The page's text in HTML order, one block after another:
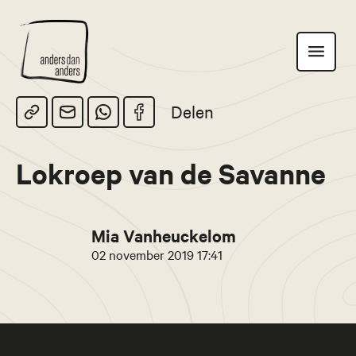
Anders
dan
Anders
Toon
navigatie
Delen
Lokroep van de Savanne
Mia Vanheuckelom
02 november 2019 17:41